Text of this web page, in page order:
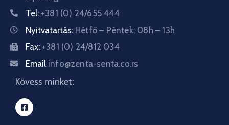
Tel: +381 (0) 24/655 444
Nyitvatartás: Hétfő – Péntek: 08h – 13h
Fax: +381 (0) 24/812 034
Email info@zenta-senta.co.rs
Kövess minket: